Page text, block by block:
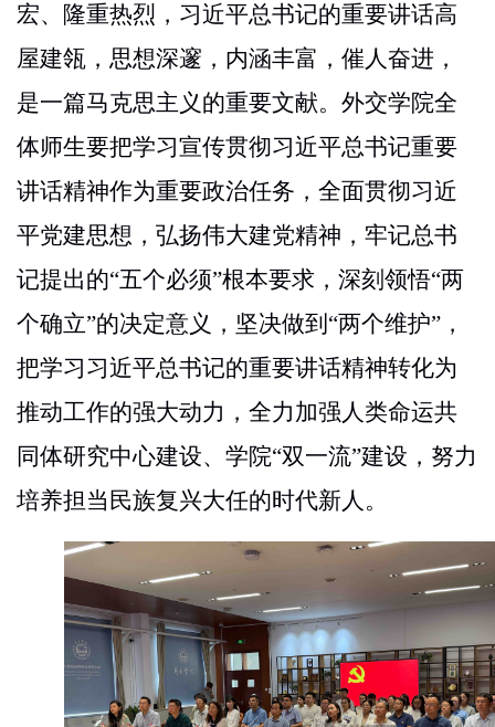
宏、隆重热烈， 习近平总书记的重要讲话高
屋建瓴，思想深邃，内涵丰富， 催人奋进，
是一篇马克思主义的重要文献。外交学院全
体师生要把学习宣传贯彻习近平总书记重要
讲话精神作为重要政治任务，全面贯彻习近
平党建思想，弘扬伟大建党精神，牢记总书
记提出的“五个必须”根本要求，深刻领悟“两
个确立”的决定意义，坚决做到“两个维护”，
把学习习近平总书记的重要讲话精神转化为
推动工作的强大动力，全力加强人类命运共
同体研究中心建设、学院“双一流”建设，努力
培养担当民族复兴大任的时代新人。